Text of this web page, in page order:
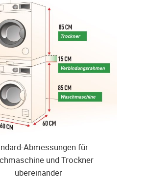
Abmessungen für
und Trockner
übereinander